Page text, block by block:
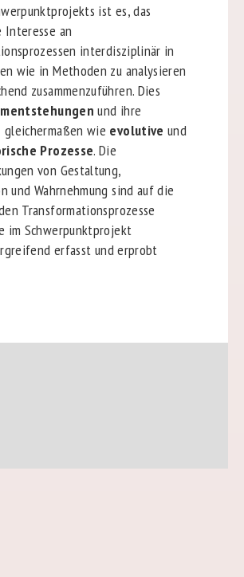
ist es, das
Interesse an
interdisziplinär in
wie in Methoden zu analysieren
zusammenzuführen. Dies
und ihre
gleichermaßen wie evolutive und
Prozesse. Die
von Gestaltung,
und Wahrnehmung sind auf die
Transformationsprozesse
im Schwerpunktprojekt
erfasst und erprobt